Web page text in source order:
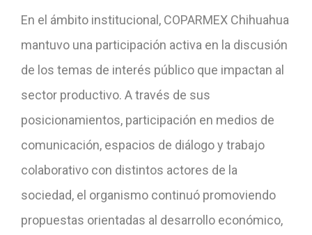
En el ámbito institucional, COPARMEX Chihuahua
mantuvo una participación activa en la discusión
de los temas de interés público que impactan al
sector productivo. A través de sus
posicionamientos, participación en medios de
comunicación, espacios de diálogo y trabajo
colaborativo con distintos actores de la
sociedad, el organismo continuó promoviendo
propuestas orientadas al desarrollo económico,